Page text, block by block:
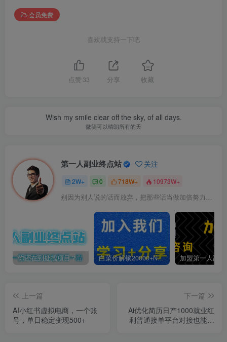
会员免费
喜欢就支持一下吧
点赞 33 分享 收藏
Wish my smile clear off the sky, of all days.
微笑可以晴朗所有的天
第一人副业终点站 关注
2W+ 0 718W+ 10973W+
你还在到处找项目？还在当韭菜？我靠卖项目一个月收入5万+，曾经我也是个失败者。 白菜价解锁20000+N个赚钱机会，加入第一人副业终点站会员，全站资源免费学习。
上一篇
AI小红书虚拟电商，一个账
号，单日稳定变现500+
下一篇
Ai优化简历日产1000就业红
利普通接单平台对接也能分